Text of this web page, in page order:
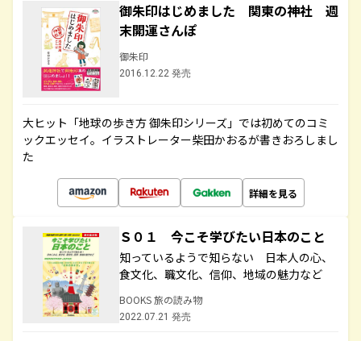
御朱印はじめました 関東の神社 週
末開運さんぽ
御朱印
2016.12.22 発売
大ヒット「地球の歩き方 御朱印シリーズ」では初めてのコミ
ックエッセイ。イラストレーター柴田かおるが書きおろしまし
た
詳細を見る
Ｓ０１ 今こそ学びたい日本のこと
知っているようで知らない 日本人の心、
食文化、職文化、信仰、地域の魅力など
BOOKS 旅の読み物
2022.07.21 発売